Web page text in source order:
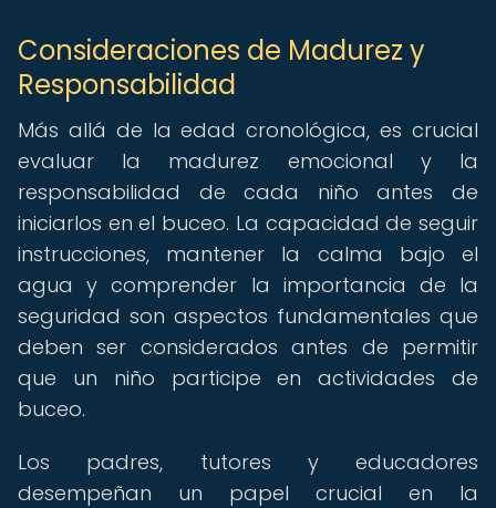
Consideraciones de Madurez y
Responsabilidad
Más allá de la edad cronológica, es crucial
evaluar la madurez emocional y la
responsabilidad de cada niño antes de
iniciarlos en el buceo. La capacidad de seguir
instrucciones, mantener la calma bajo el
agua y comprender la importancia de la
seguridad son aspectos fundamentales que
deben ser considerados antes de permitir
que un niño participe en actividades de
buceo.
Los padres, tutores y educadores
desempeñan un papel crucial en la